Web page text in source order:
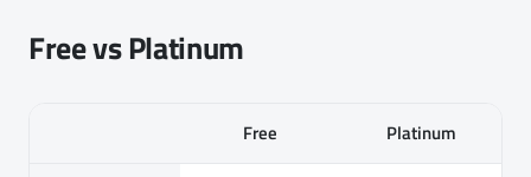
Free vs Platinum
Free Platinum